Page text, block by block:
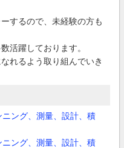
するので、未経験の方も
活躍しております。
れるよう取り組んでいき
ニング、測量、設計、積
ニング、測量、設計、積